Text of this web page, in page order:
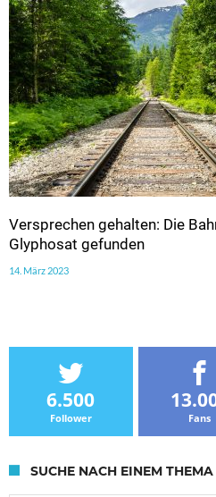
Versprechen gehalten: Die
Glyphosat gefunden
14. März 2023
6.500
Follower Fans
SUCHE NACH EINEM THEMA